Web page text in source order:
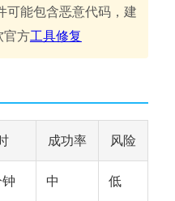
可能包含恶意代码，建
官方工具修复
成功率 风险
钟 中 低